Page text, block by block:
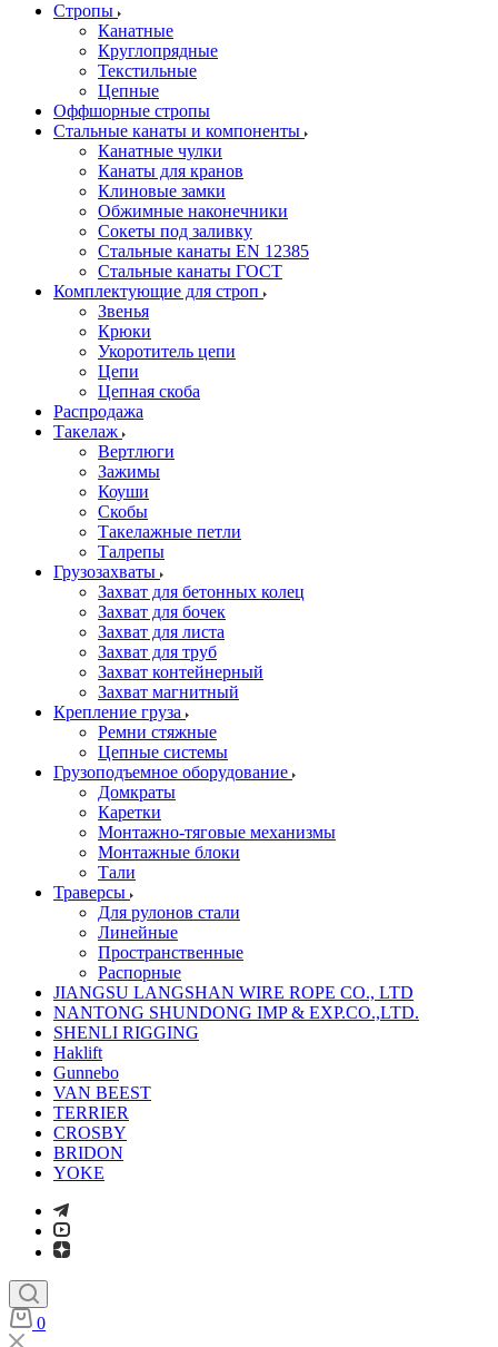
Стропы
Канатные
Круглопрядные
Текстильные
Цепные
Оффшорные стропы
Стальные канаты и компоненты
Канатные чулки
Канаты для кранов
Клиновые замки
Обжимные наконечники
Сокеты под заливку
Стальные канаты EN 12385
Стальные канаты ГОСТ
Комплектующие для строп
Звенья
Крюки
Укоротитель цепи
Цепи
Цепная скоба
Распродажа
Такелаж
Вертлюги
Зажимы
Коуши
Скобы
Такелажные петли
Талрепы
Грузозахваты
Захват для бетонных колец
Захват для бочек
Захват для листа
Захват для труб
Захват контейнерный
Захват магнитный
Крепление груза
Ремни стяжные
Цепные системы
Грузоподъемное оборудование
Домкраты
Каретки
Монтажно-тяговые механизмы
Монтажные блоки
Тали
Траверсы
Для рулонов стали
Линейные
Пространственные
Распорные
JIANGSU LANGSHAN WIRE ROPE CO., LTD
NANTONG SHUNDONG IMP & EXP.CO.,LTD.
SHENLI RIGGING
Haklift
Gunnebo
VAN BEEST
TERRIER
CROSBY
BRIDON
YOKE
0